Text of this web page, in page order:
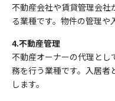
不動産会社や賃貸管理会社
る業種です。物件の管理や
4.不動産管理
不動産オーナーの代理とし
務を行う業種です。入居者
します。